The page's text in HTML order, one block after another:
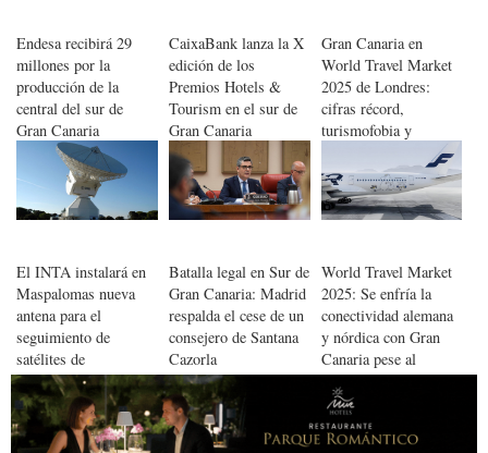
Endesa recibirá 29
millones por la
producción de la
central del sur de
Gran Canaria
CaixaBank lanza la X
edición de los
Premios Hotels &
Tourism en el sur de
Gran Canaria
Gran Canaria en
World Travel Market
2025 de Londres:
cifras récord,
turismofobia y
emergencia sanitaria
en Las Palmas
El INTA instalará en
Maspalomas nueva
antena para el
seguimiento de
satélites de
observación de la
Tierra
Batalla legal en Sur de
Gran Canaria: Madrid
respalda el cese de un
consejero de Santana
Cazorla
World Travel Market
2025: Se enfría la
conectividad alemana
y nórdica con Gran
Canaria pese al
repunte británico